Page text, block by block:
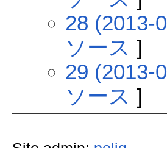
28 (2013-
ソース ]
29 (2013-
ソース ]